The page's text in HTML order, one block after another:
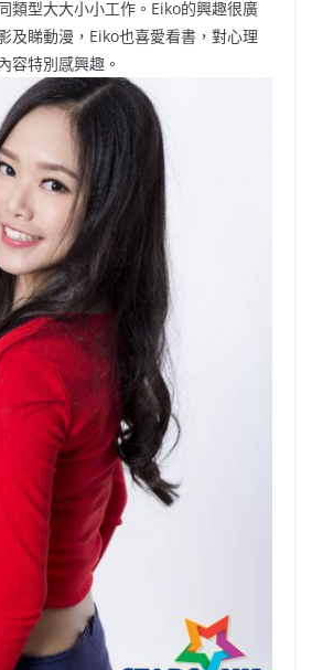
類型大大小小工作。Eiko的興趣很廣
及睇動漫，Eiko也喜愛看書，對心理
容特別感興趣。